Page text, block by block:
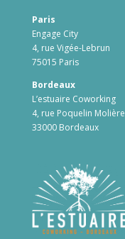
Paris
Engage City
4, rue Vigée-Lebrun
75015 Paris
Bordeaux
L’estuaire Coworking
4, rue Poquelin Molière
33000 Bordeaux